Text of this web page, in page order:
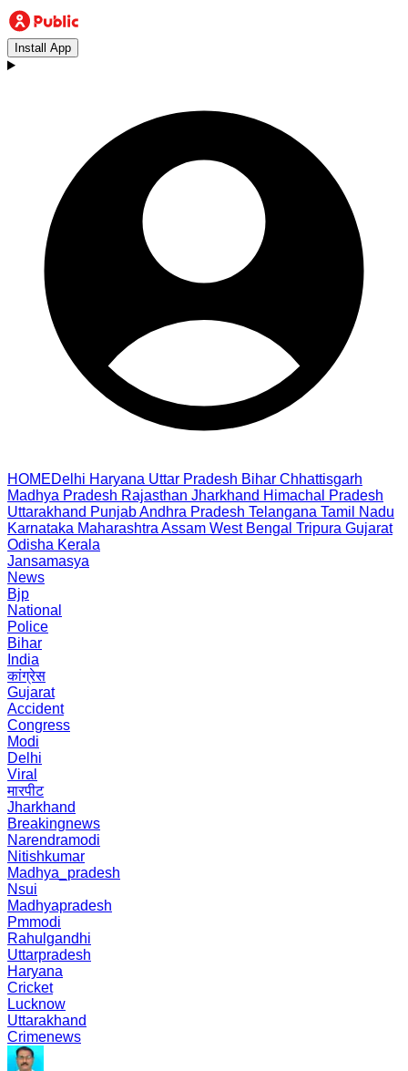
Install App
HOMEDelhi Haryana Uttar Pradesh Bihar Chhattisgarh
Madhya Pradesh Rajasthan Jharkhand Himachal Pradesh
Uttarakhand PunjabAndhra Pradesh Telangana Tamil Nadu
Karnataka Maharashtra Assam West Bengal Tripura Gujarat
Odisha Kerala
Jansamasya
News
Bjp
National
Police
Bihar
India
कांग्रेस
Gujarat
Accident
Congress
Modi
Delhi
Viral
मारपीट
Jharkhand
Breakingnews
Narendramodi
Nitishkumar
Madhya_pradesh
Nsui
Madhyapradesh
Pmmodi
Rahulgandhi
Uttarpradesh
Haryana
Cricket
Lucknow
Uttarakhand
Crimenews